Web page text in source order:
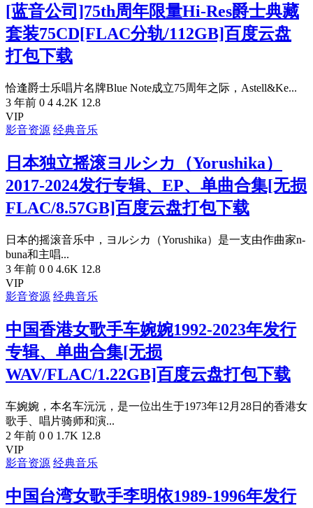
[蓝音公司]75th周年限量Hi-Res爵士典藏
套装75CD[FLAC分轨/112GB]百度云盘
打包下载
恰逢爵士乐唱片名牌Blue Note成立75周年之际，Astell&Ke...
3 年前 0 4 4.2K 12.8
VIP
影音资源 经典音乐
日本独立摇滚ヨルシカ（Yorushika）
2017-2024发行专辑、EP、单曲合集[无损
FLAC/8.57GB]百度云盘打包下载
日本的摇滚音乐中，ヨルシカ（Yorushika）是一支由作曲家n-
buna和主唱...
3 年前 0 0 4.6K 12.8
VIP
影音资源 经典音乐
中国香港女歌手车婉婉1992-2023年发行
专辑、单曲合集[无损
WAV/FLAC/1.22GB]百度云盘打包下载
车婉婉，本名车沅沅，是一位出生于1973年12月28日的香港女
歌手、唱片骑师和演...
2 年前 0 0 1.7K 12.8
VIP
影音资源 经典音乐
中国台湾女歌手李明依1989-1996年发行